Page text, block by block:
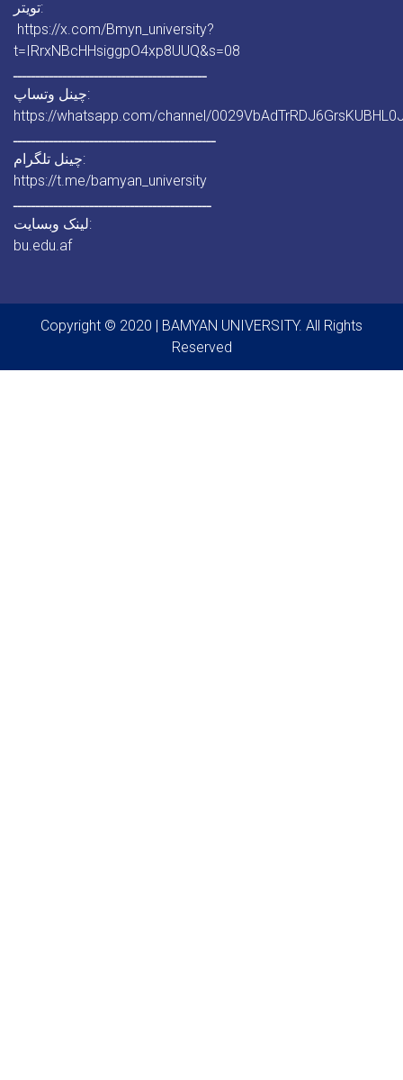
تویتر:
https://x.com/Bmyn_university?
t=IRrxNBcHHsiggpO4xp8UUQ&s=08
ـــــــــــــــــــــــــــــــــــــــــــ
چینل وتساپ:
https://whatsapp.com/channel/
ـــــــــــــــــــــــــــــــــــــــــــــ
چینل تلگرام:
https://t.me/bamyan_university
ــــــــــــــــــــــــــــــــــــــــــــ
لینک وبسایت:
bu.edu.af
Copyright © 2020 | BAMYAN UNIVERSITY. All Rights
Reserved